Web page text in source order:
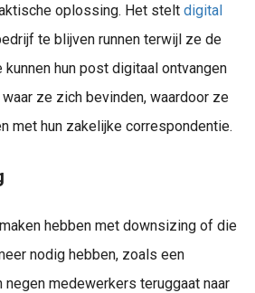
oplossing. Het stelt digital
te blijven runnen terwijl ze de
hun post digitaal ontvangen
ze zich bevinden, waardoor ze
met hun zakelijke correspondentie.
hebben met downsizing of die
nodig hebben, zoals een
negen medewerkers teruggaat naar